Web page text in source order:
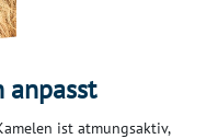
anpasst
ist atmungsaktiv,